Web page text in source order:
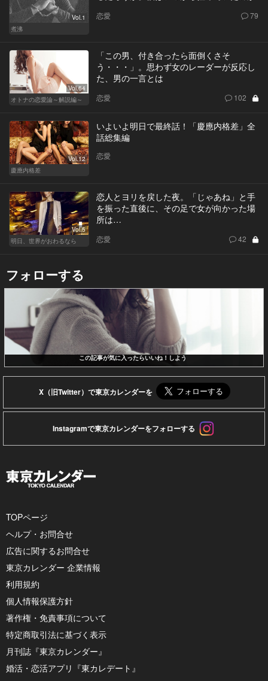
Vol.1
煮沸
恋愛 79
Vol.64
オトナの恋愛論～解説編～
「この男、付き合ったら面倒くさそ
う・・・」。思わず女のレーダーが反応し
た、男の一言とは
恋愛 102
Vol.12
慶應内格差
いよいよ明日で最終話！「慶應内格差」全
話総集編
恋愛
Vol.5
明日、世界がおわるなら
恋人とヨリを戻した夜。「じゃあね」と手
を振った直後に、その足で女が向かった場
所は…
恋愛 42
フォローする
この記事が気に入ったらいいね！しよう
X（旧Twitter）で東京カレンダーを
Instagramで東京カレンダーをフォローする
TOPページ
ヘルプ・お問合せ
広告に関するお問合せ
東京カレンダー 企業情報
利用規約
個人情報保護方針
著作権・免責事項について
特定商取引法に基づく表示
月刊誌『東京カレンダー』
婚活・恋活アプリ『東カレデート』